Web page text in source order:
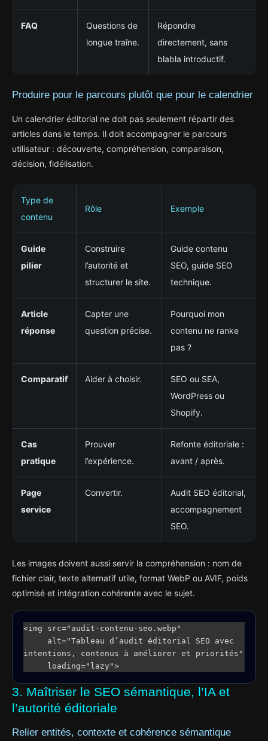
FAQ
Questions de
longue traîne.
Répondre
directement, sans
blabla introductif.
Produire pour le parcours plutôt que pour le calendrier
Un calendrier éditorial ne doit pas seulement répartir des
articles dans le temps. Il doit accompagner le parcours
utilisateur : découverte, compréhension, comparaison,
décision, fidélisation.
Type de
contenu
Rôle Exemple
Guide
pilier
Construire
l’autorité et
structurer le site.
Guide contenu
SEO, guide SEO
technique.
Article
réponse
Capter une
question précise.
Pourquoi mon
contenu ne ranke
pas ?
Comparatif Aider à choisir.
SEO ou SEA,
WordPress ou
Shopify.
Cas
pratique
Prouver
l’expérience.
Refonte éditoriale :
avant / après.
Page
service
Convertir.
Audit SEO éditorial,
accompagnement
SEO.
Les images doivent aussi servir la compréhension : nom de
fichier clair, texte alternatif utile, format WebP ou AVIF, poids
optimisé et intégration cohérente avec le sujet.
<img src="audit-contenu-seo.webp"
intentions, contenus à améliorer et priorités"
     loading="lazy">
3. Maîtriser le SEO sémantique, l’IA et
l’autorité éditoriale
Relier entités, contexte et cohérence sémantique